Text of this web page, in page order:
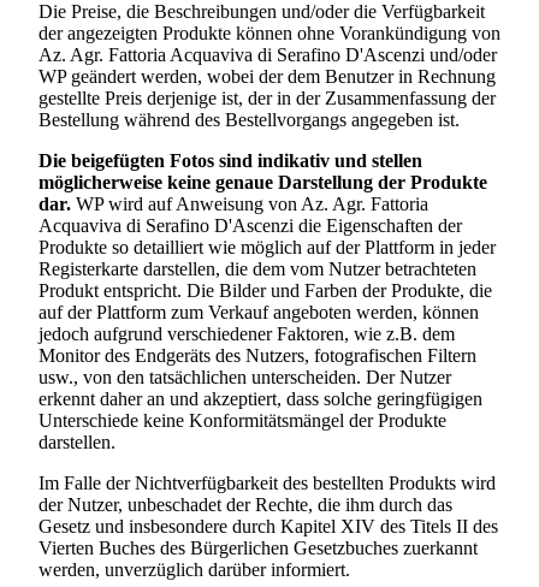
Die Preise, die Beschreibungen und/oder die Verfügbarkeit
der angezeigten Produkte können ohne Vorankündigung von
Az. Agr. Fattoria Acquaviva di Serafino D'Ascenzi und/oder
WP geändert werden, wobei der dem Benutzer in Rechnung
gestellte Preis derjenige ist, der in der Zusammenfassung der
Bestellung während des Bestellvorgangs angegeben ist.
Die beigefügten Fotos sind indikativ und stellen
möglicherweise keine genaue Darstellung der Produkte
dar. WP wird auf Anweisung von Az. Agr. Fattoria
Acquaviva di Serafino D'Ascenzi die Eigenschaften der
Produkte so detailliert wie möglich auf der Plattform in jeder
Registerkarte darstellen, die dem vom Nutzer betrachteten
Produkt entspricht. Die Bilder und Farben der Produkte, die
auf der Plattform zum Verkauf angeboten werden, können
jedoch aufgrund verschiedener Faktoren, wie z.B. dem
Monitor des Endgeräts des Nutzers, fotografischen Filtern
usw., von den tatsächlichen unterscheiden. Der Nutzer
erkennt daher an und akzeptiert, dass solche geringfügigen
Unterschiede keine Konformitätsmängel der Produkte
darstellen.
Im Falle der Nichtverfügbarkeit des bestellten Produkts wird
der Nutzer, unbeschadet der Rechte, die ihm durch das
Gesetz und insbesondere durch Kapitel XIV des Titels II des
Vierten Buches des Bürgerlichen Gesetzbuches zuerkannt
werden, unverzüglich darüber informiert.